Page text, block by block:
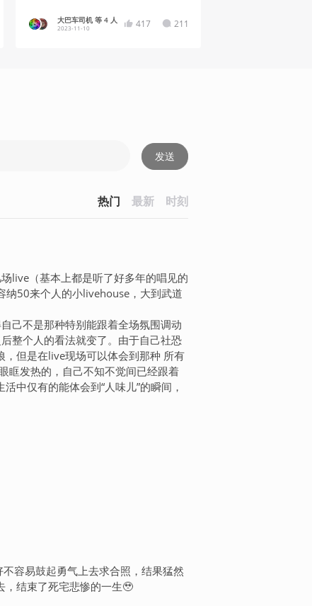
大巴车司机 等 4 人
2023-11-10 417 211
发送
热门 最新 时刻
live（基本上都是听了好多年的唱见的
纳50来个人的小livehouse，大到武道
己不是那种特别能跟着全场氛围调动
整个人的看法就变了。由于自己社恐
但是在live现场可以体会到那种 所有
眶发热的，自己不知不觉间已经跟着
中仅有的能体会到“人味儿”的瞬间，
容易鼓起勇气上去求合照，结果猛然
，结束了死宅悲惨的一生🥹